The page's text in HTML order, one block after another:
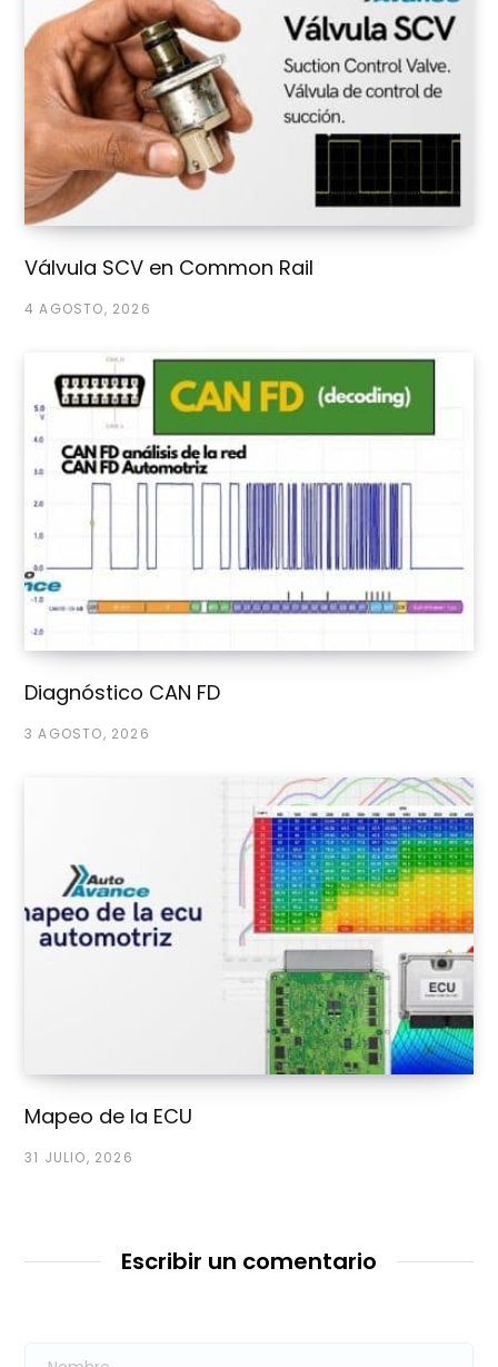
Válvula SCV en Common Rail
4 AGOSTO, 2026
Diagnóstico CAN FD
3 AGOSTO, 2026
Mapeo de la ECU
31 JULIO, 2026
Escribir un comentario